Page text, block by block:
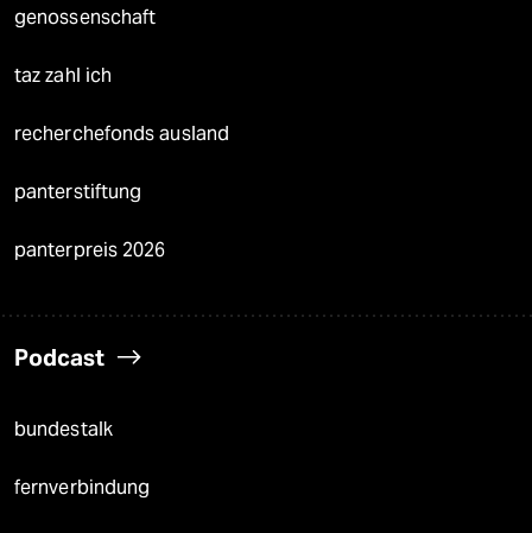
genossenschaft
taz zahl ich
recherchefonds ausland
panterstiftung
panterpreis 2026
Podcast
bundestalk
fernverbindung